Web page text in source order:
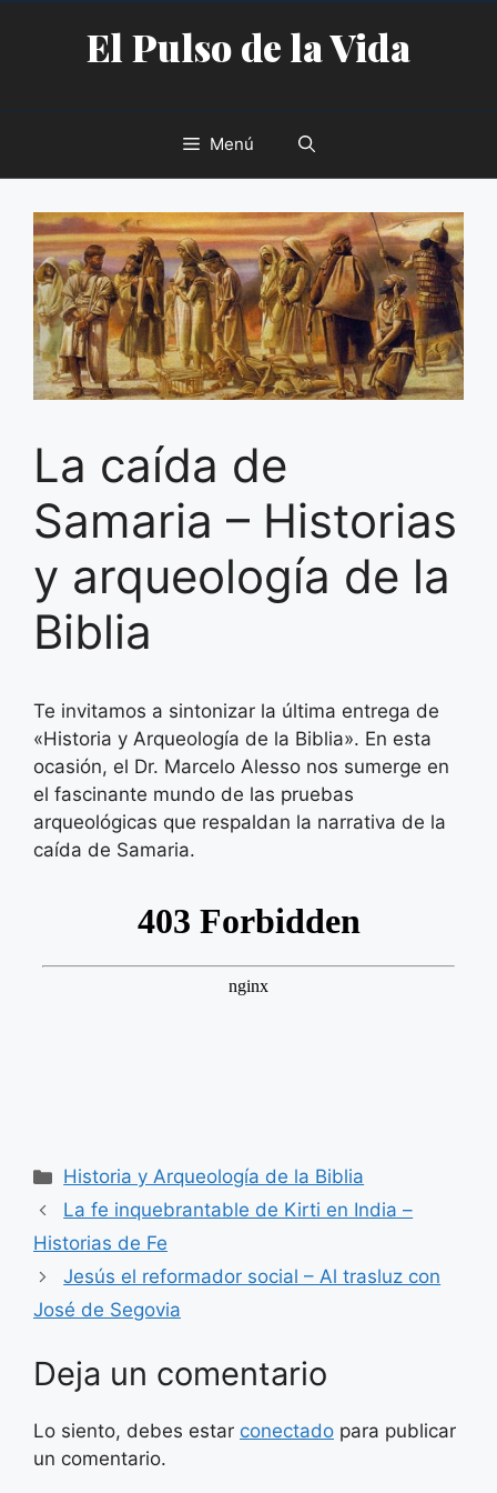
contenidoEl Pulso de la Vida
Menú
La caída de
Samaria – Historias
y arqueología de la
Biblia
Te invitamos a sintonizar la última entrega de
«Historia y Arqueología de la Biblia». En esta
ocasión, el Dr. Marcelo Alesso nos sumerge en
el fascinante mundo de las pruebas
arqueológicas que respaldan la narrativa de la
caída de Samaria.
Categorías
Historia y Arqueología de la Biblia
La fe inquebrantable de Kirti en India –
Historias de Fe
Jesús el reformador social – Al trasluz con
José de Segovia
Deja un comentario
Lo siento, debes estar conectado para publicar
un comentario.